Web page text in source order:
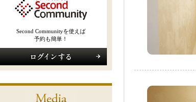
Second Communityを使えば
予約も簡単！